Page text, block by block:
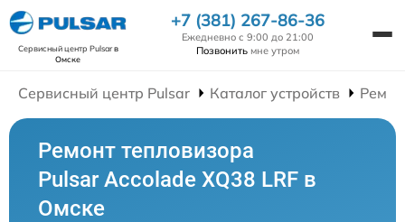
Сервисный центр Pulsarв
Омске
+7 (381) 267-86-36
Ежедневно с 9:00 до 21:00
Позвонить мне утром
Сервисный центр Pulsar Каталог устройств
Ремонт тепловизора
Pulsar Accolade XQ38 LRF в
Омске